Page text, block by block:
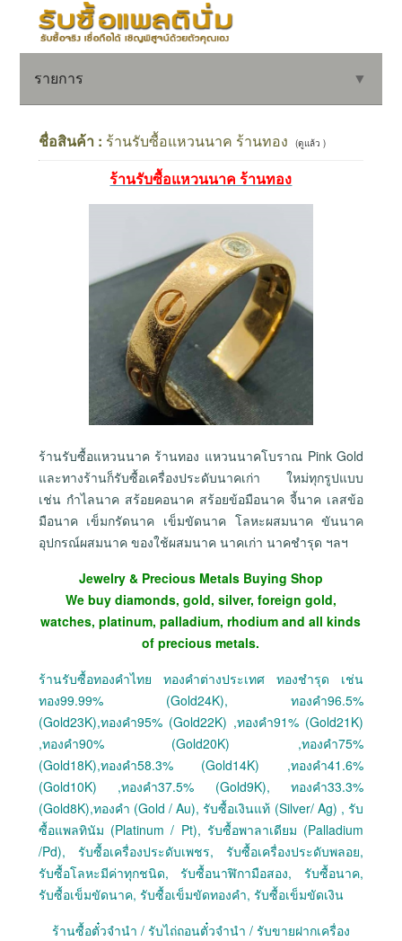
รายการ ▼
ชื่อสินค้า : ร้านรับซื้อแหวนนาค ร้านทอง (ดูแล้ว )
ร้านรับซื้อแหวนนาค ร้านทอง
ร้านรับซื้อแหวนนาค ร้านทอง แหวนนาคโบราณ Pink Gold
และทางร้านก็รับซื้อเครื่องประดับนาคเก่า ใหม่ทุกรูปแบบ
เช่น กำไลนาค สร้อยคอนาค สร้อยข้อมือนาค จี้นาค เลสข้อ
มือนาค เข็มกรัดนาค เข็มขัดนาค โลหะผสมนาค ขันนาค
อุปกรณ์ผสมนาค ของใช้ผสมนาค นาคเก่า นาคชำรุด ฯลฯ
Jewelry & Precious Metals Buying Shop
We buy diamonds, gold, silver, foreign gold,
watches, platinum, palladium, rhodium and all kinds
of precious metals.
ร้านรับซื้อทองคำไทย ทองคำต่างประเทศ ทองชำรุด เช่น
ทอง99.99% (Gold24K), ทองคำ96.5%
(Gold23K),ทองคำ95% (Gold22K) ,ทองคำ91% (Gold21K)
,ทองคำ90% (Gold20K) ,ทองคำ75%
(Gold18K),ทองคำ58.3% (Gold14K) ,ทองคำ41.6%
(Gold10K) ,ทองคำ37.5% (Gold9K), ทองคำ33.3%
(Gold8K),ทองคำ (Gold / Au), รับซื้อเงินแท้ (Silver/ Ag) , รับ
ซื้อแพลทินัม (Platinum / Pt), รับซื้อพาลาเดียม (Palladium
/Pd), รับซื้อเครื่องประดับเพชร, รับซื้อเครื่องประดับพลอย,
รับซื้อโลหะมีค่าทุกชนิด, รับซื้อนาฬิกามือสอง, รับซื้อนาค,
รับซื้อเข็มขัดนาค, รับซื้อเข็มขัดทองคำ, รับซื้อเข็มขัดเงิน
ร้านซื้อตั๋วจำนำ / รับไถ่ถอนตั๋วจำนำ / รับขายฝากเครื่อง